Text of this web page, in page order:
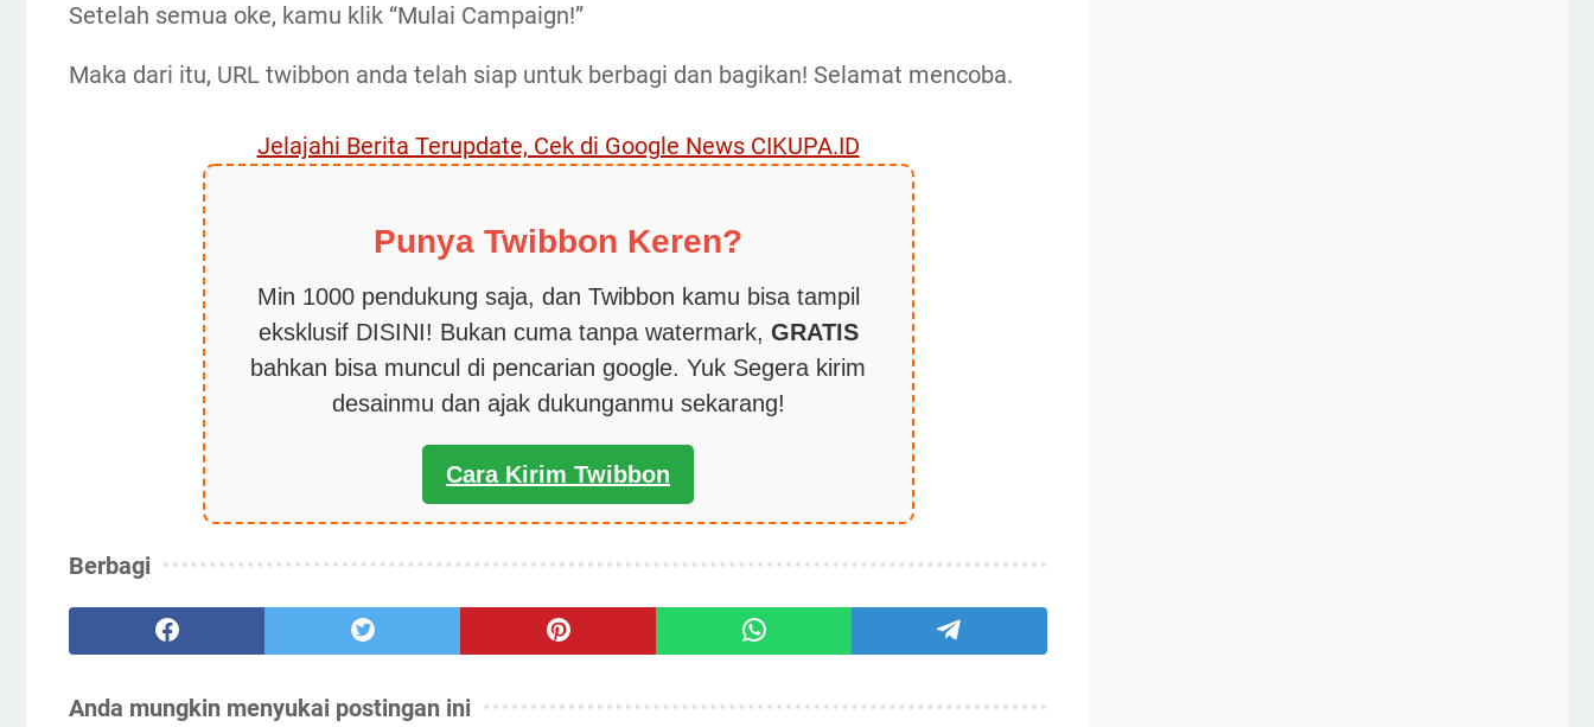
Setelah semua oke, kamu klik “Mulai Campaign!”
Maka dari itu, URL twibbon anda telah siap untuk berbagi dan bagikan! Selamat mencoba.
Jelajahi Berita Terupdate, Cek di Google News CIKUPA.ID
Punya Twibbon Keren?
Min 1000 pendukung saja, dan Twibbon kamu bisa tampil
eksklusif DISINI! Bukan cuma tanpa watermark, GRATIS
bahkan bisa muncul di pencarian google. Yuk Segera kirim
desainmu dan ajak dukunganmu sekarang!
Cara Kirim Twibbon
Berbagi
Anda mungkin menyukai postingan ini